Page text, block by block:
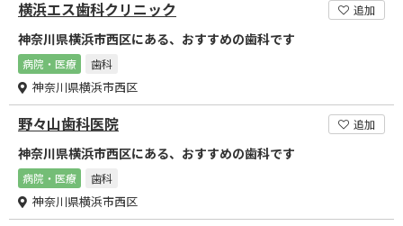
横浜エス歯科クリニック 追加
神奈川県横浜市西区にある、おすすめの歯科です
病院・医療 歯科
神奈川県横浜市西区
野々山歯科医院 追加
神奈川県横浜市西区にある、おすすめの歯科です
病院・医療 歯科
神奈川県横浜市西区